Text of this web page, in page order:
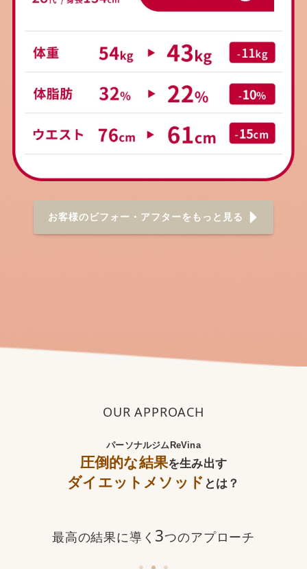
お客様のビフォー・アフターをもっと見る
OUR APPROACH
パーソナルジムReVina
圧倒的な結果を生み出す
ダイエットメソッド とは？
最高の結果に導く 3つのアプローチ